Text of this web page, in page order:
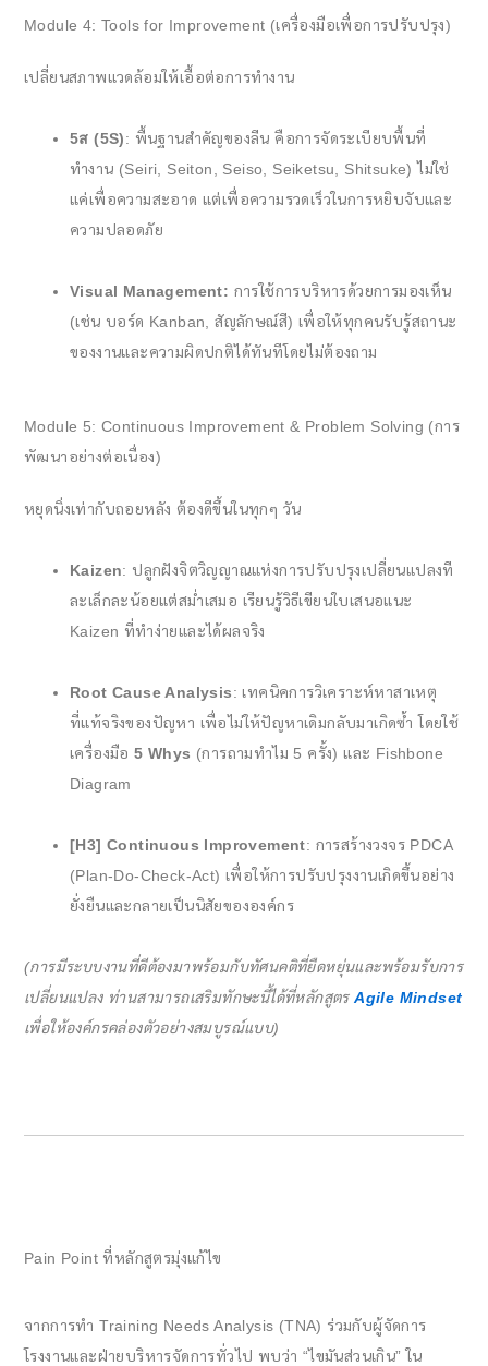
Module 4: Tools for Improvement (เครื่องมือเพื่อการปรับปรุง)
เปลี่ยนสภาพแวดล้อมให้เอื้อต่อการทำงาน
5ส (5S): พื้นฐานสำคัญของลีน คือการจัดระเบียบพื้นที่
ทำงาน (Seiri, Seiton, Seiso, Seiketsu, Shitsuke) ไม่ใช่
แค่เพื่อความสะอาด แต่เพื่อความรวดเร็วในการหยิบจับและ
ความปลอดภัย
Visual Management: การใช้การบริหารด้วยการมองเห็น
(เช่น บอร์ด Kanban, สัญลักษณ์สี) เพื่อให้ทุกคนรับรู้สถานะ
ของงานและความผิดปกติได้ทันทีโดยไม่ต้องถาม
Module 5: Continuous Improvement & Problem Solving (การ
พัฒนาอย่างต่อเนื่อง)
หยุดนิ่งเท่ากับถอยหลัง ต้องดีขึ้นในทุกๆ วัน
Kaizen: ปลูกฝังจิตวิญญาณแห่งการปรับปรุงเปลี่ยนแปลงที
ละเล็กละน้อยแต่สม่ำเสมอ เรียนรู้วิธีเขียนใบเสนอแนะ
Kaizen ที่ทำง่ายและได้ผลจริง
Root Cause Analysis: เทคนิคการวิเคราะห์หาสาเหตุ
ที่แท้จริงของปัญหา เพื่อไม่ให้ปัญหาเดิมกลับมาเกิดซ้ำ โดยใช้
เครื่องมือ5 Whys (การถามทำไม 5 ครั้ง) และ Fishbone
Diagram
[H3] Continuous Improvement: การสร้างวงจร PDCA
(Plan-Do-Check-Act) เพื่อให้การปรับปรุงงานเกิดขึ้นอย่าง
ยั่งยืนและกลายเป็นนิสัยขององค์กร
(การมีระบบงานที่ดีต้องมาพร้อมกับทัศนคติที่ยืดหยุ่นและพร้อมรับการ
เปลี่ยนแปลง ท่านสามารถเสริมทักษะนี้ได้ที่หลักสูตรAgile Mindset
เพื่อให้องค์กรคล่องตัวอย่างสมบูรณ์แบบ)
Pain Point ที่หลักสูตรมุ่งแก้ไข
จากการทำ Training Needs Analysis (TNA) ร่วมกับผู้จัดการ
โรงงานและฝ่ายบริหารจัดการทั่วไป พบว่า “ไขมันส่วนเกิน” ใน